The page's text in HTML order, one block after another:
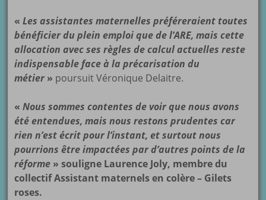
«Les assistantes maternelles préféreraient toutes
bénéficier du plein emploi que de l’ARE, mais cette
allocation avec ses règles de calcul actuelles reste
indispensable face à la précarisation du
métier » poursuit Véronique Delaitre.
«Nous sommes contentes de voir que nous avons
été entendues, mais nous restons prudentes car
rien n’est écrit pour l’instant, et surtout nous
pourrions être impactées par d’autres points de la
réforme » souligne Laurence Joly, membre du
collectif Assistant maternels en colère – Gilets
roses.